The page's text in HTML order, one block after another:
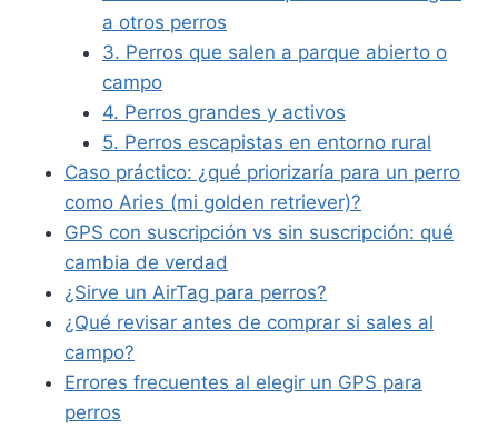
a otros perros
3. Perros que salen a parque abierto o
campo
4. Perros grandes y activos
5. Perros escapistas en entorno rural
Caso práctico: ¿qué priorizaría para un perro
como Aries (mi golden retriever)?
GPS con suscripción vs sin suscripción: qué
cambia de verdad
¿Sirve un AirTag para perros?
¿Qué revisar antes de comprar si sales al
campo?
Errores frecuentes al elegir un GPS para
perros